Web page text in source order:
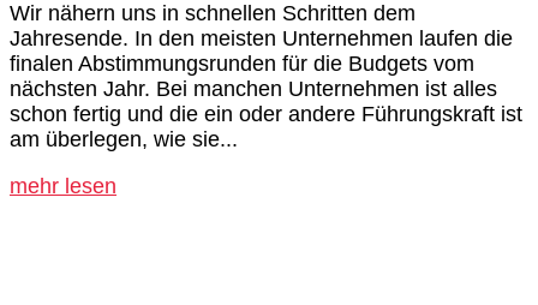
Wir nähern uns in schnellen Schritten dem
Jahresende. In den meisten Unternehmen laufen die
finalen Abstimmungsrunden für die Budgets vom
nächsten Jahr. Bei manchen Unternehmen ist alles
schon fertig und die ein oder andere Führungskraft ist
am überlegen, wie sie...
mehr lesen